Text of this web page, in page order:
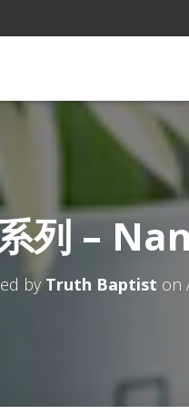
列 –
byTruth Baptist on